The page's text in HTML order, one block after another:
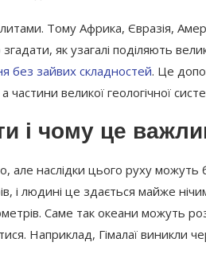
Тому Африка, Євразія,
згадати, як узагалі поділяють
без зайвих складностей. Це
великої геологічної
і чому це
але наслідки цього руху
і людині це здається майже
Саме так океани можуть
Наприклад, Гімалаї виникли